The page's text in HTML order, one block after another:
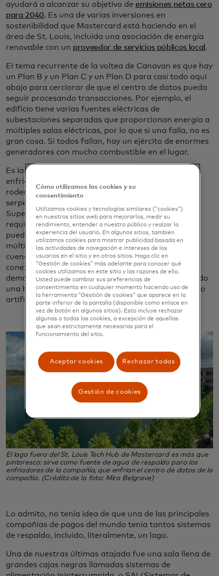
ayudará a alcanzar su objetivo de emisiones netas cero
para 2040. Es una de varias inversiones en
sostenibilidad que Mastercard está haciendo en el
área de St. Louis, incluida una asociación de energía
renovable con un proveedor de servicios públicos local .
El tema recurrente de la voltea de Canavan es que hay
un Plan B y un Plan C y un Plan D para casi todo aquí
abajo para cerciorar de que el centro de datos pueda
seguir procesando transacciones. Por ejemplo, el
edificio tiene varias fuentes eléctricas de
subestaciones separadas que proporcionan energía a
múltiples salas eléctricas, por lo que si una falla, no es
gran cosa. Si todos fallan, hay un ejército de enormes
generadores con mucho combustible en el lugar.
Es la misma historia con el agua. Hay varios
enfriadores sentados en una habitación ruidosa
rodeada de tubos azules, verdes y naranjas
serpenteantes: la interpretación del mundo real de
Super Mario de Mastercard. Esos enfriadores
requieren un flujo constante de agua para que
puedan enfriar el centro de datos, por lo que hay
múltiples contingencias incorporadas, incluidas
cuencas de torres de agua de 50,000 galones, una
conexión de agua para entrega móvil y, si todo lo
demás falla, el equipo practica una vez al año usando
una bomba especializada para extraer agua del lago
artificial cercano de 10 acres.
El lago fuera del St. Louis Tech Hub de Mastercard es más que
pintoresco: sirve como fuente de agua de respaldo para los
enfriadores de la compañía, que enfrían el centro de datos de la
compañía. (Crédito de la foto: Mira Belgrave)
Lo admito, no tenía idea de que una de las principales
compañías de pagos del mundo tenía tantos sistemas
de respaldo, incluido, literalmente, un lago.
Una de nuestras últimas atajada fue una sala llena de
grandes cajas negras llamadas sistemas de
Cómo utilizamos las cookies y su
consentimiento
Utilizamos cookies y tecnologías similares (“cookies”)
en nuestros sitios web para mejorarlos, medir su
rendimiento, entender a nuestro público y realzar la
experiencia del usuario. En algunos sitios, también
utilizamos cookies para mostrar publicidad basada en
las actividades de navegación e intereses de los
usuarios en el sitio y en otros sitios. Haga clic en
“Gestión de cookies” más adelante para conocer qué
cookies utilizamos en este sitio y las razones de ello.
Usted puede cambiar sus preferencias de
consentimiento en cualquier momento haciendo uso de
la herramienta “Gestión de cookies” que aparece en la
parte inferior de la pantalla (disponible como enlace en
vez de botón en algunos sitios). Esto incluye rechazar
algunas o todas las cookies, a excepción de aquellas
que sean estrictamente necesarias para el
funcionamiento del sitio.
Aceptar cookies Rechazar todas
Gestión de cookies